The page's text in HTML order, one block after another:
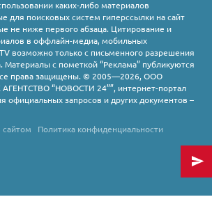
каких-либо материалов
для поисковых систем гиперссылки на сайт
не ниже первого абзаца. Цитирование и
в оффлайн-медиа, мобильных
возможно только с письменного разрешения
Материалы с пометкой “Реклама” публикуются
права защищены. © 2005—2026, ООО
“НОВОСТИ 24””, интернет-портал
официальных запросов и других документов –
сайтом
Политика конфиденциальности